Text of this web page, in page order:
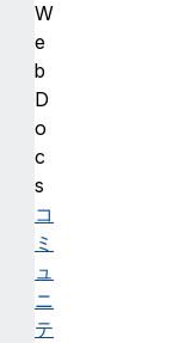
W
e
b
D
o
c
s
コ
ミ
ュ
ニ
テ